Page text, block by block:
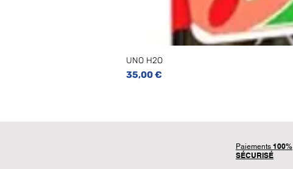
UNO H2O
Prix
35,00 €
Paiements 100%
SÉCURISÉ